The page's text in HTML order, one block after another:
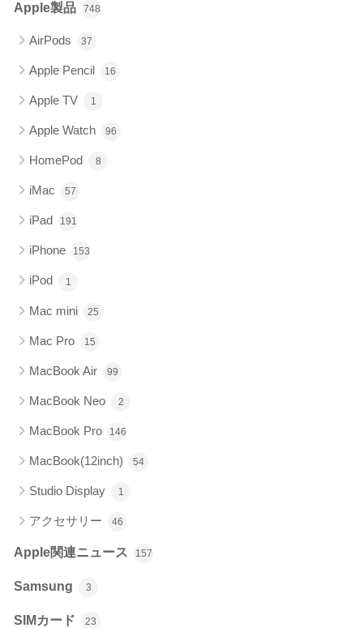
Apple製品 748
AirPods 37
Apple Pencil 16
Apple TV 1
Apple Watch 96
HomePod 8
iMac 57
iPad 191
iPhone 153
iPod 1
Mac mini 25
Mac Pro 15
MacBook Air 99
MacBook Neo 2
MacBook Pro 146
MacBook(12inch) 54
Studio Display 1
アクセサリー 46
Apple関連ニュース 157
Samsung 3
SIMカード 23